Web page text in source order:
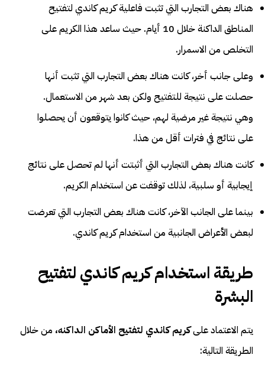
هناك بعض التجارب التي تثبت فاعلية كريم كاندي لتفتيح
المناطق الداكنة خلال 10 أيام. حيث ساعد هذا الكريم على
التخلص من الاسمرار.
وعلى جانب أخر، كانت هناك بعض التجارب التي تثبت أنها
حصلت على نتيجة للتفتيح ولكن بعد شهر من الاستعمال.
وهي نتيجة غير مرضية لهم، حيث كانوا يتوقعون أن يحصلوا
على نتائج في فترات أقل من هذا.
كانت هناك بعض التجارب التي أثبتت أنها لم تحصل على نتائج
إيجابية أو سلبية، لذلك توقفت عن استخدام الكريم.
بينما على الجانب الآخر، كانت هناك بعض التجارب التي تعرضت
لبعض الأعراض الجانبية من استخدام كريم كاندي.
طريقة استخدام كريم كاندي لتفتيح
البشرة
يتم الاعتماد علىكريم كاندي لتفتيح الأماكن الداكنه، من خلال
الطريقة التالية: